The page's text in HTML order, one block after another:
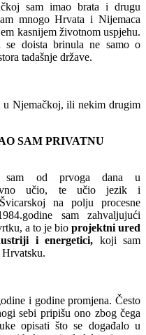
sam imao brata i drugu
mnogo Hrvata i Nijemaca
kasnijem životnom uspjehu.
doista brinula ne samo o
tadašnje države.
Njemačkoj, ili nekim drugim
SAM PRIVATNU
sam od prvoga dana u
učio, te učio jezik i
na polju procesne
sam zahvaljujući
a to je bio projektni ured
i energetici, koji sam
i godine promjena. Često
sebi pripišu ono zbog čega
opisati što se događalo u